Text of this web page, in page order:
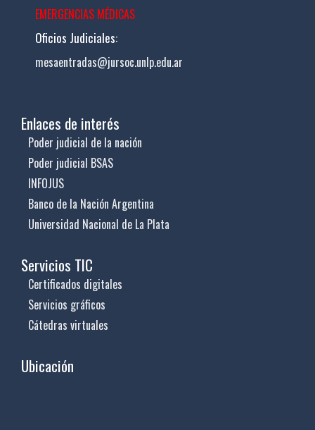
EMERGENCIAS MÉDICAS
Oficios Judiciales:
mesaentradas@jursoc.unlp.edu.ar
Enlaces de interés
Poder judicial de la nación
Poder judicial BSAS
INFOJUS
Banco de la Nación Argentina
Universidad Nacional de La Plata
Servicios TIC
Certificados digitales
Servicios gráficos
Cátedras virtuales
Ubicación